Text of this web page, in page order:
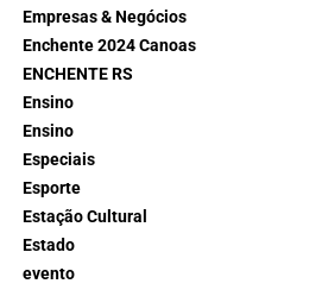
Empresas & Negócios
Enchente 2024 Canoas
ENCHENTE RS
Ensino
Ensino
Especiais
Esporte
Estação Cultural
Estado
evento